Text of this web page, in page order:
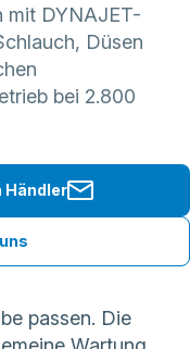
mit DYNAJET-
Düsen
bei 2.800
Händler
passen. Die